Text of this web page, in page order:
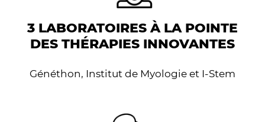
3 LABORATOIRES À LA POINTE
DES THÉRAPIES INNOVANTES
Généthon, Institut de Myologie et I-Stem